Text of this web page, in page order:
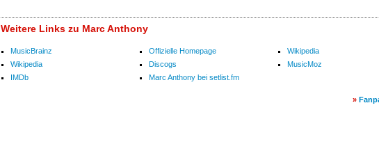
Weitere Links zu Marc Anthony
MusicBrainz Offizielle Homepage
Wikipedia
Wikipedia
Discogs
MusicMoz
IMDb
Marc Anthony bei setlist.fm
»